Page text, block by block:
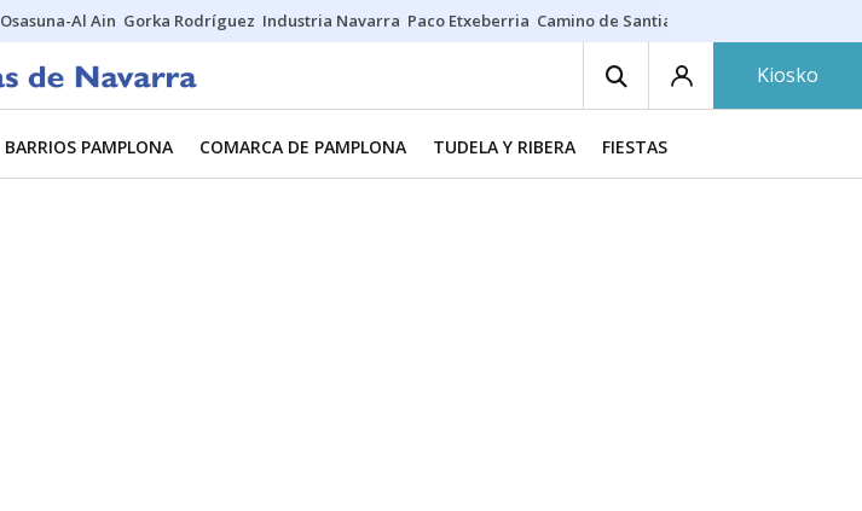
Osasuna-Al Ain Gorka Rodríguez Industria Navarra Paco Etxeberria Camino de Santiago
Kiosko
BARRIOS PAMPLONA COMARCA DE PAMPLONA TUDELA Y RIBERA FIESTAS